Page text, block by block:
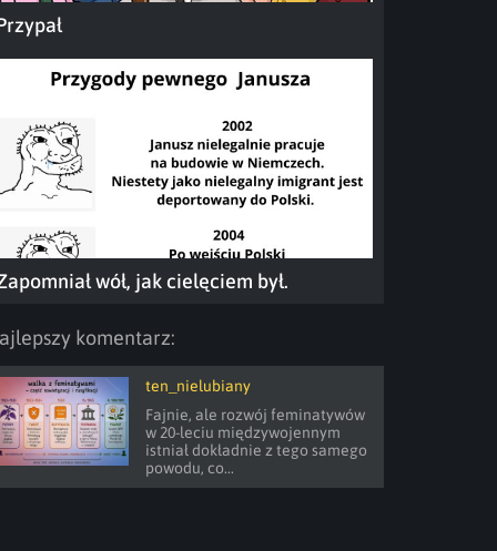
wół, jak cielęciem był.
komentarz:
ten_nielubiany
Fajnie, ale rozwój feminatywów
w 20-leciu międzywojennym
istniał dokładnie z tego samego
powodu, co...